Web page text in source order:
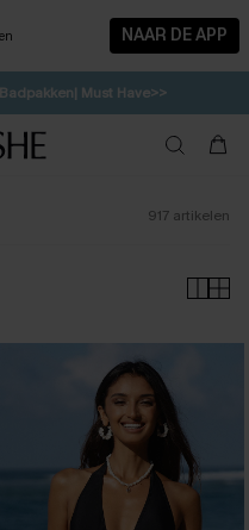
NAAR DE APP
50% korting>>
Must Have>>
tot 15% korting>>
| CODE: SW15
917 artikelen